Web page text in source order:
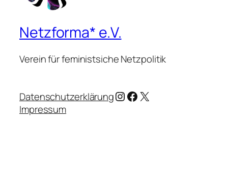
Netzforma* e.V.
Verein für feministsiche Netzpolitik
Datenschutzerklärung
Impressum
Instagram
Facebook
X